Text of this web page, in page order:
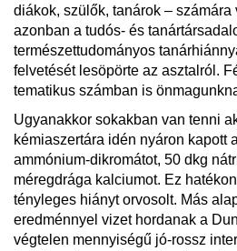
diákok, szülők, tanárok – számára
azonban a tudós- és
természettudományos
felvetését lesöpörte az asztalról.
tematikus számban is
Ugyanakkor sokakban van tenni
kémiaszertára idén nyáron kapott
ammónium-dikromátot, 50 dkg
méregdrága kalciumot. Ez
tényleges hiányt orvosolt. Más
eredménnyel vizet hordanak a
végtelen mennyiségű jó-rossz